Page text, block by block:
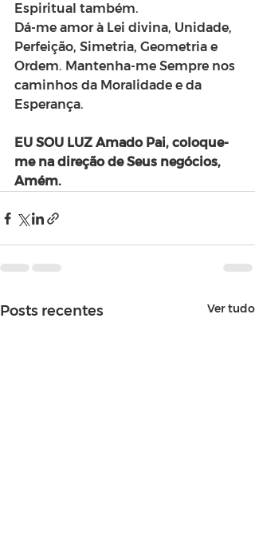
Espiritual também.
Dá-me amor à Lei divina, Unidade,
Perfeição, Simetria, Geometria e
Ordem. Mantenha-me Sempre nos
caminhos da Moralidade e da
Esperança.
EU SOU LUZ Amado Pai, coloque-
me na direção de Seus negócios,
Amém.
Posts recentes Ver tudo